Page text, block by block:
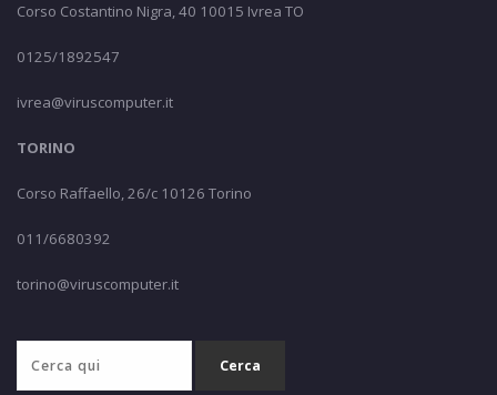
Corso Costantino Nigra, 40 10015 Ivrea TO
0125/1892547
ivrea@viruscomputer.it
TORINO
Corso Raffaello, 26/c 10126 Torino
011/6680392
torino@viruscomputer.it